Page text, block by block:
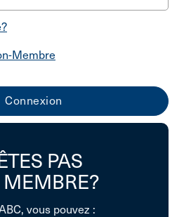
Membre
PAS
MEMBRE?
vous pouvez :